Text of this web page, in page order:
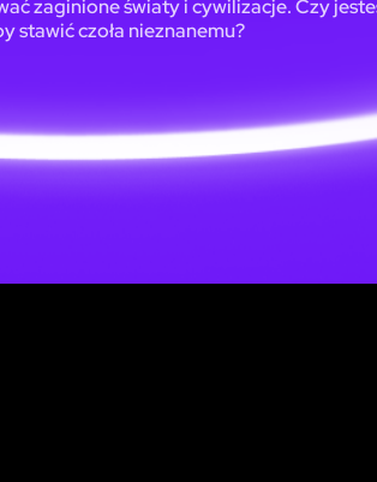
zaginione światy i cywilizacje. Czy
stawić czoła nieznanemu?